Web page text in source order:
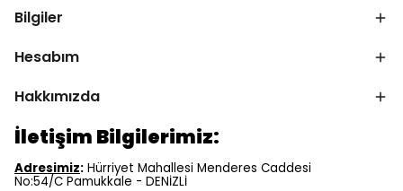
Bilgiler
Hesabım
Hakkımızda
İletişim Bilgilerimiz:
Adresimiz: Hürriyet Mahallesi Menderes Caddesi
No:54/C Pamukkale - DENİZLİ